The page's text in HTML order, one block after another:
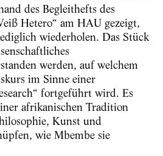
des Begleithefts des
Hetero“ am HAU gezeigt,
wiederholen. Das Stück
werden, auf welchem
im Sinne einer
fortgeführt wird. Es
afrikanischen Tradition
Kunst und
wie Mbembe sie